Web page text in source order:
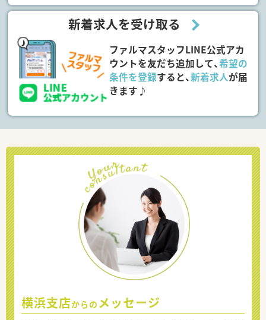
新着求人を受け取る
ファルマスタッフLINE公式アカ
ウントを友だち追加して、希望の
条件を登録すると、新着求人が届
きます♪
横浜支店からの メッセージ